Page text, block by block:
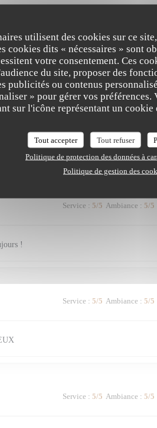
utilisent des cookies sur ce
cookies dits « nécessaires » sont
votre consentement. Ces
du site, proposer des
publicités ou contenus
» pour gérer vos
sur l'icône représentant un cookie
Tout accepter Tout refuser
Politique de protection des données à
Politique de gestion des
un à ce prix là le homard décongelé était
Service: 5/5 Ambiance: 5/5
les plats étaient parfaits avec des
Service : 5/5 Ambiance : 5/5
!
Service : 5/5 Ambiance : 5/5
Service : 5/5 Ambiance : 5/5
LA TABLE DE